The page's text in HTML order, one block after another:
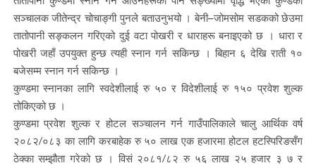
सञ्चालक जीतेन्द्र चोचाङ्गी पुनले बताउनुभयो । बेनी–जोमसोम सडकको छेउमा
तातोपानी सङ्कलन गरिएको दुई वटा पोखरी र धाराहरू बनाइएको छ । धारा र
पोखरी जहाँ उपयुक्त हुन्छ त्यही स्नान गर्न सकिन्छ । बिहान ६ देखि राती १०
बजेसम्म स्नान गर्न सकिन्छ ।
कुण्डमा स्नानका लागि स्वदेशीलाई रु ५० र विदेशीलाई रु १५० प्रवेश शुल्क
तोकिएको छ ।
कुण्डमा प्रवेश शुल्क र होटल सञ्चालन गर्न गाउँपालिकाले चालु आर्थिक वर्ष
२०८२/०८३ का लागि करबाहेक रु ५० लाख एक हजारमा होटल हटस्पिरिङसँग
ठेक्का सम्झौता गरेको छ । विसं २०८१/८२ रु ५६ लाख २५ हजार ३ ७ र